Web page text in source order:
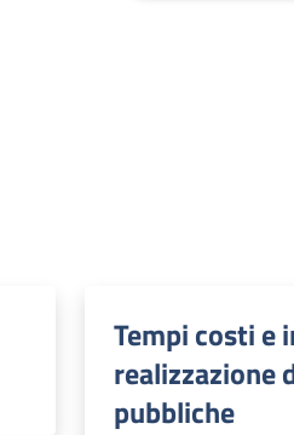
Tempi costi e
realizzazione
pubbliche